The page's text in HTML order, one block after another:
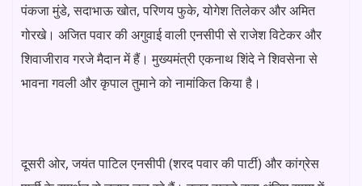
पंकजा मुंडे, सदाभाऊ खोत, परिणय फुके, योगेश तिलेकर और अमित
गोरखे। अजित पवार की अगुवाई वाली एनसीपी से राजेश विटेकर और
शिवाजीराव गरजे मैदान में हैं। मुख्यमंत्री एकनाथ शिंदे ने शिवसेना से
भावना गवली और कृपाल तुमाने को नामांकित किया है।
दूसरी ओर, जयंत पाटिल एनसीपी (शरद पवार की पार्टी) और कांग्रेस